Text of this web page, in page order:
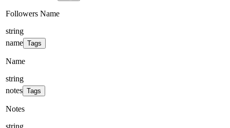
Followers Name
string
name Tags
Name
string
notes Tags
Notes
string